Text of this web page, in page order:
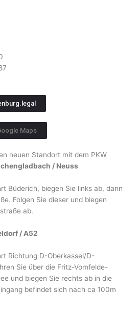
Maps
neuen Standort mit dem PKW
/ Neuss
Büderich, biegen Sie links ab, dann
Folgen Sie dieser und biegen
ab.
/ A52
Richtung D-Oberkassel/D-
Sie über die Fritz-Vomfelde-
und biegen Sie rechts ab in die
befindet sich nach ca 100m